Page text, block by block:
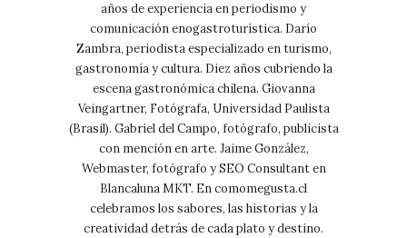
años de experiencia en periodismo y
comunicación enogastroturística. Darío
Zambra, periodista especializado en turismo,
gastronomía y cultura. Diez años cubriendo la
escena gastronómica chilena. Giovanna
Veingartner, Fotógrafa, Universidad Paulista
(Brasil). Gabriel del Campo, fotógrafo, publicista
con mención en arte. Jaime González,
Webmaster, fotógrafo y SEO Consultant en
Blancaluna MKT. En comomegusta.cl
celebramos los sabores, las historias y la
creatividad detrás de cada plato y destino.